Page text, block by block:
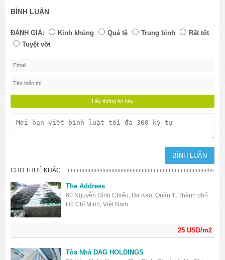
BÌNH LUẬN
ĐÁNH GIÁ: Kinh khủng Quá tệ Trung bình
Rất tốt
Tuyệt vời
CHO THUÊ KHÁC
25 USD/m2
The Address
60 Nguyễn Đình Chiểu, Đa Kao, Quận 1, Thành phố
Hồ Chí Minh, Việt Nam
Tòa Nhà DAG HOLDINGS